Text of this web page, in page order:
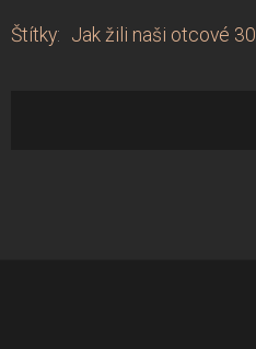
Štítky: Jak žili naši otcové 30